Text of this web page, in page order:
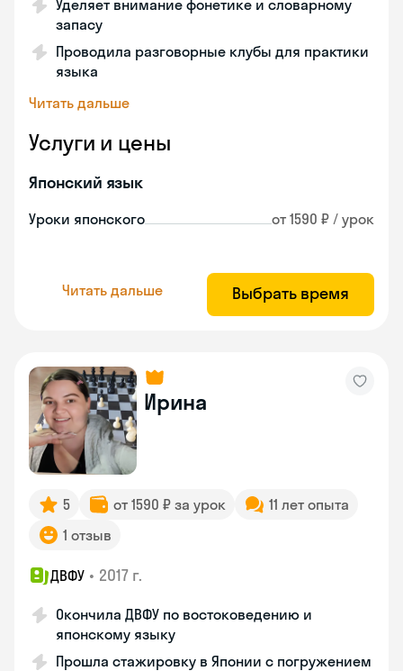
Уделяет внимание фонетике и словарному
запасу
Проводила разговорные клубы для практики
языка
Читать дальше
Услуги и цены
Японский язык
Уроки японского от 1590 ₽ / урок
Читать дальше Выбрать время
Ирина
5 от 1590 ₽ за урок
11 лет опыта
1 отзыв
ДВФУ • 2017 г.
Окончила ДВФУ по востоковедению и
японскому языку
Прошла стажировку в Японии с погружением